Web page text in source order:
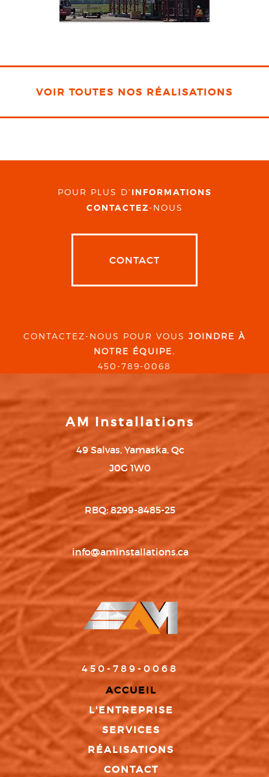
VOIR TOUTES NOS RÉALISATIONS
POUR PLUS D' INFORMATIONS
CONTACTEZ-NOUS
CONTACT
CONTACTEZ-NOUS POUR VOUS JOINDRE À
NOTRE ÉQUIPE.
450-789-0068
AM Installations
49 Salvas, Yamaska, Qc
J0G 1W0
RBQ: 8299-8485-25
info@aminstallations.ca
450-789-0068
ACCUEIL
L'ENTREPRISE
SERVICES
RÉALISATIONS
CONTACT